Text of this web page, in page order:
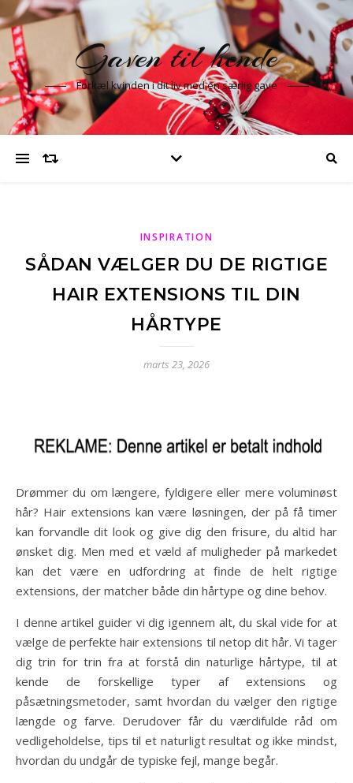
Gaven til hende
Forkæl kvinden i dit liv med en særlig gave
INSPIRATION
SÅDAN VÆLGER DU DE RIGTIGE
HAIR EXTENSIONS TIL DIN
HÅRTYPE
marts 23, 2026
Drømmer du om længere, fyldigere eller mere voluminøst
hår? Hair extensions kan være løsningen, der på få timer
kan forvandle dit look og give dig den frisure, du altid har
ønsket dig. Men med et væld af muligheder på markedet
kan det være en udfordring at finde de helt rigtige
extensions, der matcher både din hårtype og dine behov.
I denne artikel guider vi dig igennem alt, du skal vide for at
vælge de perfekte hair extensions til netop dit hår. Vi tager
dig trin for trin fra at forstå din naturlige hårtype, til at
kende de forskellige typer af extensions og
påsætningsmetoder, samt hvordan du vælger den rigtige
længde og farve. Derudover får du værdifulde råd om
vedligeholdelse, tips til et naturligt resultat og ikke mindst,
hvordan du undgår de typiske fejl, mange begår.